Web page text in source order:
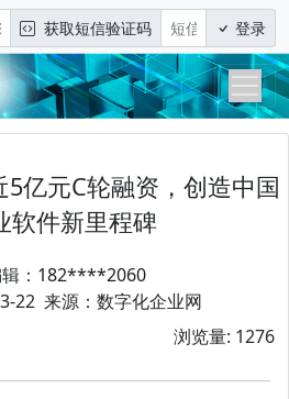
获取短信验证码 登录
亿元C轮融资，创造中国
软件新里程碑
： 182****2060
22 来源：数字化企业网
浏览量: 1276